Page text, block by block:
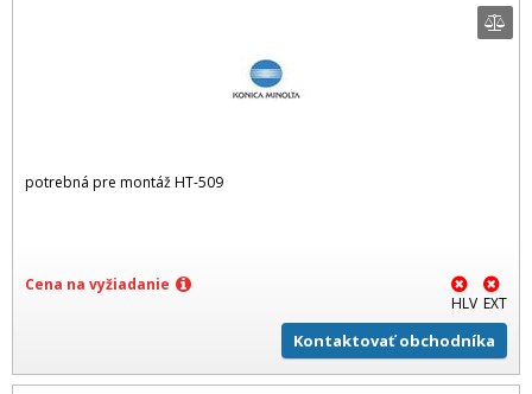
potrebná pre montáž HT-509
Cena na vyžiadanie
HLV EXT
Kontaktovať obchodníka